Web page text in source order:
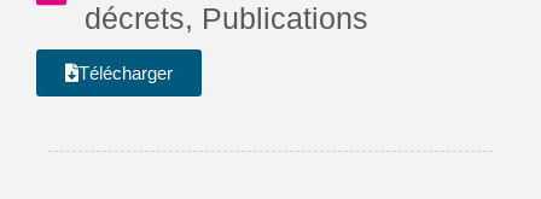
décrets, Publications
Télécharger